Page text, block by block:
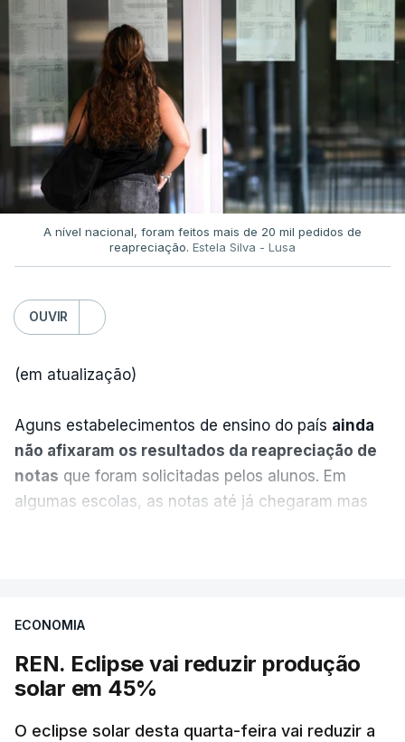
A nível nacional, foram feitos mais de 20 mil pedidos de
reapreciação. Estela Silva - Lusa
OUVIR
(em atualização)
Aguns estabelecimentos de ensino do país ainda
não afixaram os resultados da reapreciação de
notas que foram solicitadas pelos alunos. Em
algumas escolas, as notas até já chegaram mas
tinha chegado o resultado de
exames, mas ainda não tinham sido afixados.
até à escola para ver o resultado mas ainda não
ECONOMIA
REN. Eclipse vai reduzir produção
solar em 45%
O eclipse solar desta quarta-feira vai reduzir a